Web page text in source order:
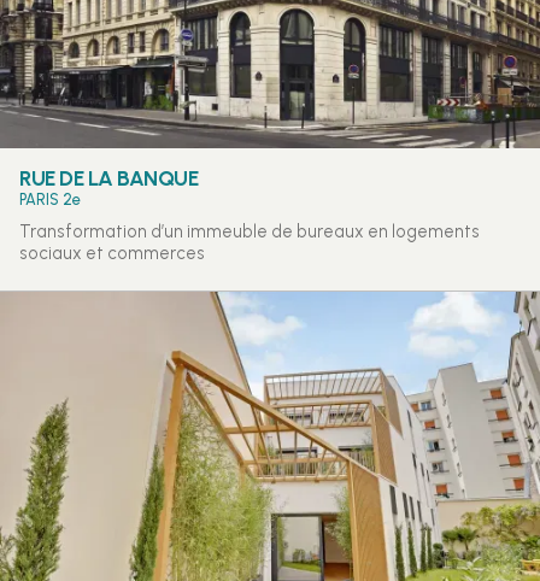
RUE DE LA BANQUE
PARIS 2e
Transformation d’un immeuble de bureaux en logements
sociaux et commerces